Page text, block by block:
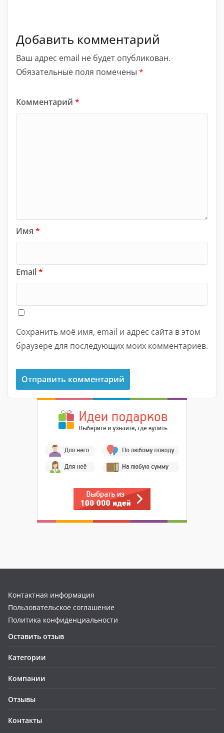
Добавить комментарий
Ваш адрес email не будет опубликован.
Обязательные поля помечены *
Комментарий *
Имя *
Email*
Сохранить моё имя, email и адрес сайта в этом
браузере для последующих моих комментариев.
Контактная информация
Пользовательское соглашение
Политика конфиденциальности
Оставить отзыв
Категории
Компании
Отзывы
Контакты